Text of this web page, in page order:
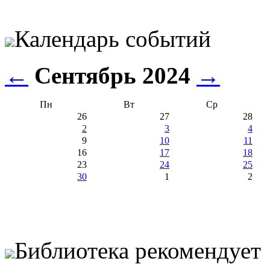
Календарь событий
← Сентябрь 2024 →
Пн Вт
Ср
26
27
28
2
3
4
9
10
11
16
17
18
23
24
25
30
1 2
Библиотека рекомендует